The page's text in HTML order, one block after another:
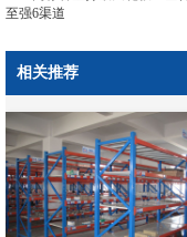
至强6渠道
相关推荐